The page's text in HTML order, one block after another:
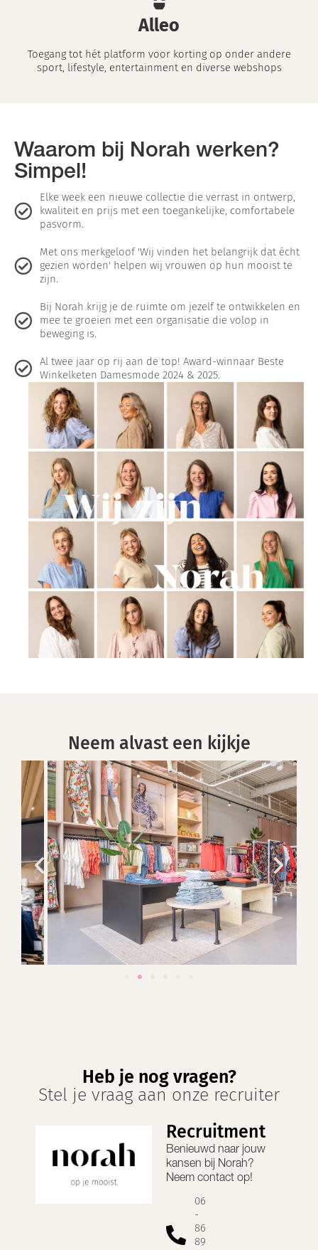
Alleo
Toegang tot hét platform voor korting op onder andere
sport, lifestyle, entertainment en diverse webshops
Waarom bij Norah werken?
Simpel!
Elke week een nieuwe collectie die verrast in ontwerp,
kwaliteit en prijs met een toegankelijke, comfortabele
pasvorm.
Met ons merkgeloof 'Wij vinden het belangrijk dat écht
gezien worden' helpen wij vrouwen op hun mooist te
zijn.
Bij Norah krijg je de ruimte om jezelf te ontwikkelen en
mee te groeien met een organisatie die volop in
beweging is.
Al twee jaar op rij aan de top! Award-winnaar Beste
Winkelketen Damesmode 2024 & 2025.
Neem alvast een kijkje
Heb je nog vragen?
Stel je vraag aan onze recruiter
Recruitment
Benieuwd naar jouw
kansen bij Norah?
Neem contact op!
06
-
86
89